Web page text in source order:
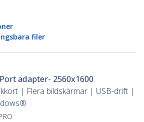
filer
adapter- 2560x1600
| Flera bildskärmar | USB-drift |